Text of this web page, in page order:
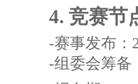
4. 竞赛节
-赛事发布：
-组委会筹备